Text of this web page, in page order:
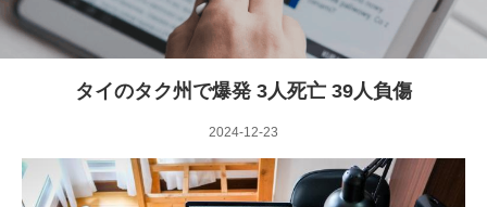
タイのタク州で爆発 3人死亡 39人負傷
2024-12-23